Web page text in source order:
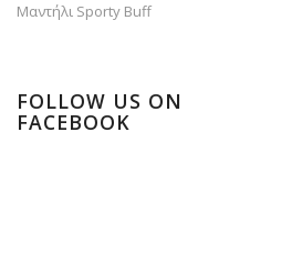
Μαντήλι Sporty Buff
FOLLOW US ON
FACEBOOK